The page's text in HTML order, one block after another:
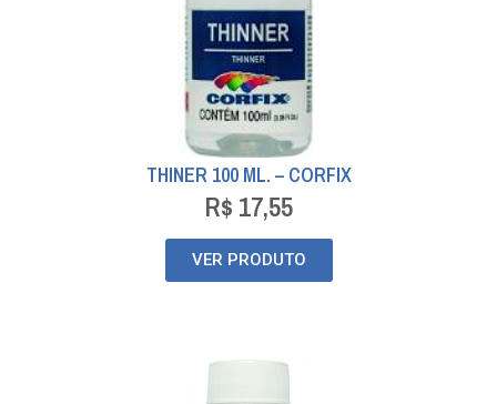
THINER 100 ML. – CORFIX
R$ 17,55
VER PRODUTO